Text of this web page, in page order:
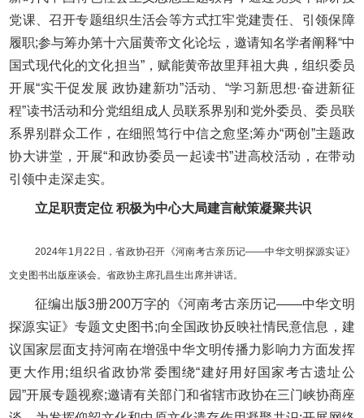
党课、召开专题组织生活会等方式扛牢党建责任、引领保障
履职;参与筹办第十六届黄帝文化论坛，邀请知名学者阐释“中
国式现代化的文化担当”，赋能黄帝故里拜祖大典，组织委员
开展“实干促发展 政协建新功”活动、“学习新思想·奋进新征
程”读书活动和分党组组成人员联系界别和党外委员、委员联
系界别群众工作，在细照笃行中信之愈坚;筹办“两创”主题政
协大讲堂，开展“和政协委员一起读书”进高校活动，在带动
引领中走深走实。
立足职责定位 积极为中心大局建言献策凝聚共识
2024年1月22日，省政协召开《河南考古亲历记——中华文明探源实证》
文史图书出版座谈会。省政协主席孔昌生出席并讲话。
征编出版3册200万字的《河南考古亲历记——中华文明
探源实证》专题文史图书;向全国政协反映社情民意信息，建
议国家层面支持河南在增强中华文明传播力影响力方面发挥
更大作用;组织省政协常委围绕“建好用好国家考古遗址公
园”开展专题视察;邀请有关部门和省辖市政协在三门峡协商座